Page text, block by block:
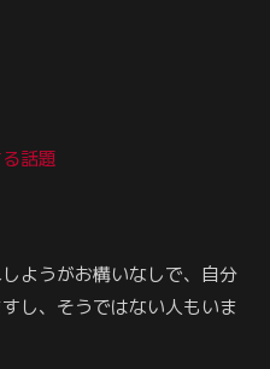
話題
ようがお構いなしで、自分
し、そうではない人もいま